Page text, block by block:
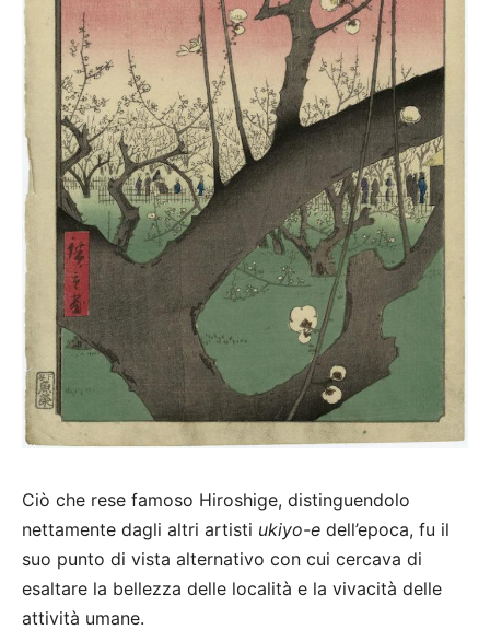
Ciò che rese famoso Hiroshige, distinguendolo
nettamente dagli altri artisti ukiyo-e dell’epoca, fu il
suo punto di vista alternativo con cui cercava di
esaltare la bellezza delle località e la vivacità delle
attività umane.